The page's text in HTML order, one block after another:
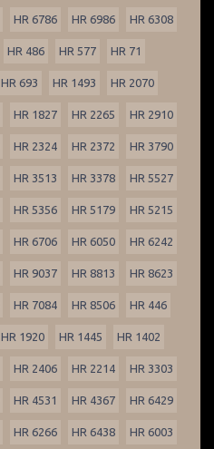
HR 6786 HR 6986 HR 6308
HR 486 HR 577 HR 71
HR 693 HR 1493 HR 2070
HR 1827 HR 2265 HR 2910
HR 2324 HR 2372 HR 3790
HR 3513 HR 3378 HR 5527
HR 5356 HR 5179 HR 5215
HR 6706 HR 6050 HR 6242
HR 9037 HR 8813 HR 8623
HR 7084 HR 8506 HR 446
HR 1920 HR 1445 HR 1402
HR 2406 HR 2214 HR 3303
HR 4531 HR 4367 HR 6429
HR 6266 HR 6438 HR 6003